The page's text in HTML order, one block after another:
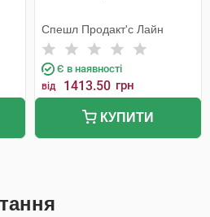
Спешл Продакт'с Лайн
Є в наявності
від 1413.50 грн
КУПИТИ